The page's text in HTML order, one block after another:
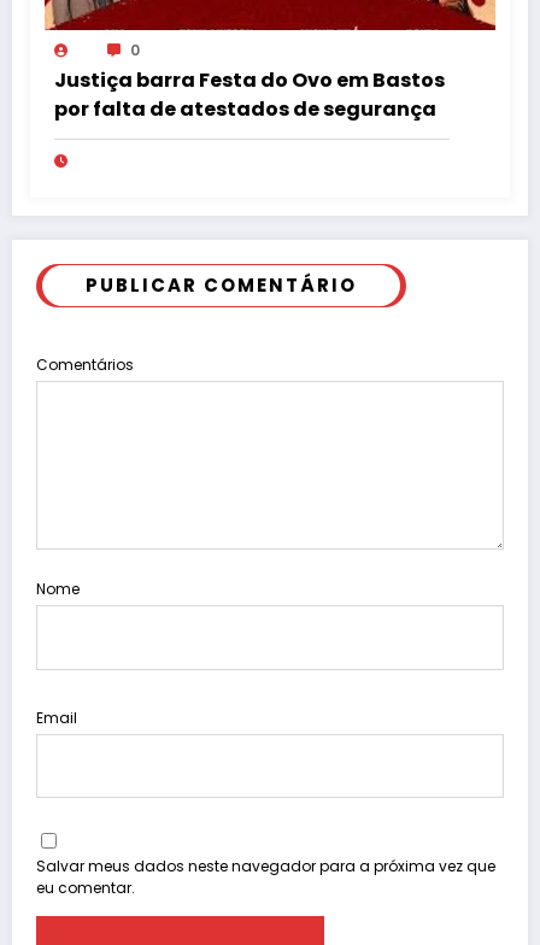
0
Justiça barra Festa do Ovo em Bastos
por falta de atestados de segurança
PUBLICAR COMENTÁRIO
Comentários
Nome
Email
Salvar meus dados neste navegador para a próxima vez que
eu comentar.